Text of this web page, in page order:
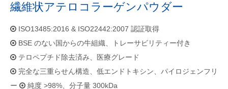
繊維状アテロコラーゲンパウダー
 ISO13485:2016 & ISO22442:2007 認証取得
 BSE のない国からの牛組織、トレーサビリティー付き
 テロペプチド除去済み、医療グレード
 完全な三重らせん構造、低エンドトキシン、パイロジェンフリ
ー  純度 >98%、分子量 300kDa